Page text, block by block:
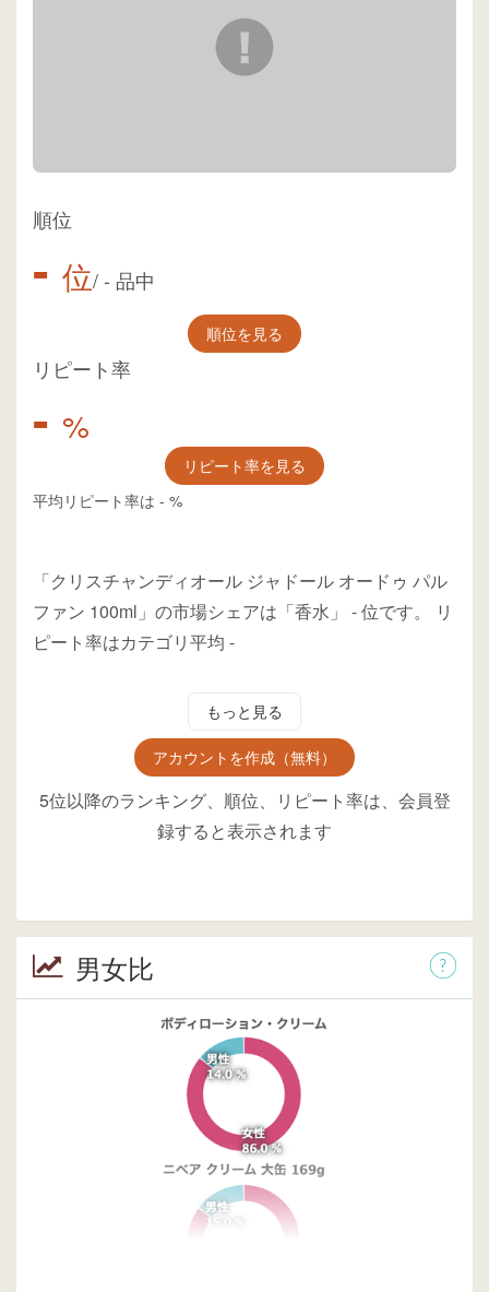
順位
- 位/- 品中
順位を見る
リピート率
- %
リピート率を見る
平均リピート率は - %
「クリスチャンディオール ジャドール オードゥ パル
ファン 100ml」の市場シェアは「香水」 -位です。
リ
ピート率はカテゴリ平均 -
もっと見る
アカウントを作成（無料）
5位以降のランキング、順位、リピート率は、会員登
録すると表示されます
男女比